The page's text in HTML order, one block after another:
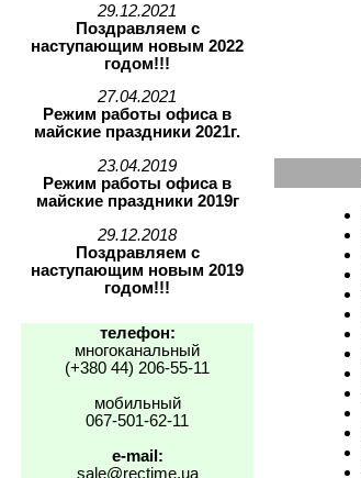
29.12.2021
Поздравляем с
наступающим новым 2022
годом!!!
27.04.2021
Режим работы офиса в
майские праздники 2021г.
23.04.2019
Режим работы офиса в
майские праздники 2019г
29.12.2018
Поздравляем с
наступающим новым 2019
годом!!!
телефон:
многоканальный
(+380 44) 206-55-11
мобильный
067-501-62-11
e-mail:
sale@rectime.ua